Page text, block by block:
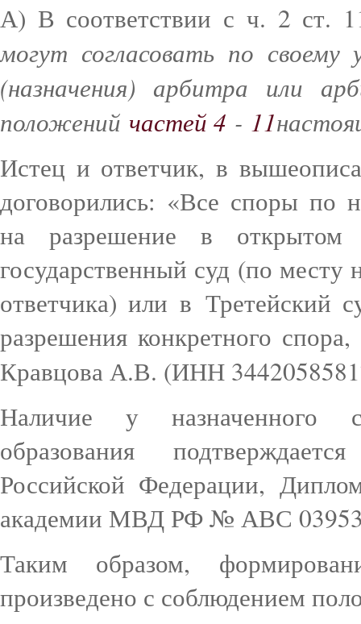
А) В соответствии с ч. 2 ст.
могут согласовать по своему
(назначения) арбитра или
положений частей 4 - 11
Истец и ответчик, в
договорились: «Все споры по
на разрешение в
государственный суд (по месту
ответчика) или в Третейский
разрешения конкретного
Кравцова А.В. (ИНН
Наличие у назначенного
образования
Российской Федерации,
академии МВД РФ № АВС
Таким образом,
произведено с соблюдением